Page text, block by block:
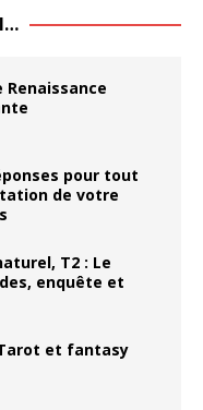
Renaissance
pour tout
de votre
T2 : Le
enquête et
et fantasy